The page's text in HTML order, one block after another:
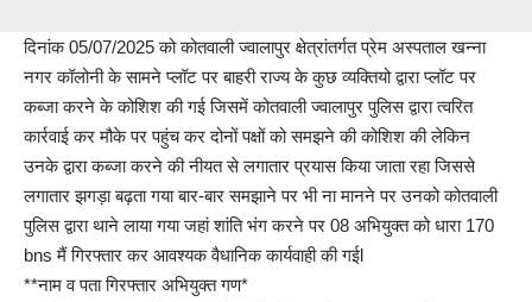
दिनांक 05/07/2025 को कोतवाली ज्वालापुर क्षेत्रांतर्गत प्रेम अस्पताल खन्ना
नगर कॉलोनी के सामने प्लॉट पर बाहरी राज्य के कुछ व्यक्तियो द्वारा प्लॉट पर
कब्जा करने के कोशिश की गई जिसमें कोतवाली ज्वालापुर पुलिस द्वारा त्वरित
कार्रवाई कर मौके पर पहुंच कर दोनों पक्षों को समझने की कोशिश की लेकिन
उनके द्वारा कब्जा करने की नीयत से लगातार प्रयास किया जाता रहा जिससे
लगातार झगड़ा बढ़ता गया बार-बार समझाने पर भी ना मानने पर उनको कोतवाली
पुलिस द्वारा थाने लाया गया जहां शांति भंग करने पर 08 अभियुक्त को धारा 170
bns मैं गिरफ्तार कर आवश्यक वैधानिक कार्यवाही की गईl
**नाम व पता गिरफ्तार अभियुक्त गण*